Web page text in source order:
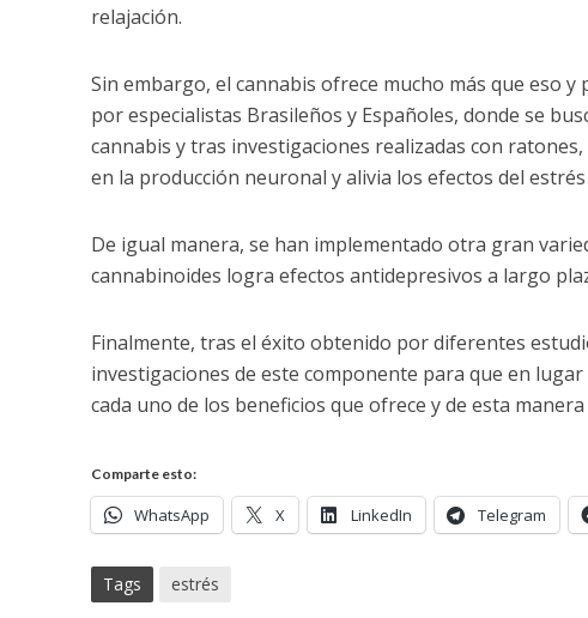
relajación.
Sin embargo, el cannabis ofrece mucho más que eso
por especialistas Brasileños y Españoles, donde se
cannabis y tras investigaciones realizadas con
en la producción neuronal y alivia los efectos del
De igual manera, se han implementado otra gran
cannabinoides logra efectos antidepresivos a largo
Finalmente, tras el éxito obtenido por diferentes
investigaciones de este componente para que en
cada uno de los beneficios que ofrece y de esta
Comparte esto:
WhatsApp X LinkedIn Telegram
Tags estrés